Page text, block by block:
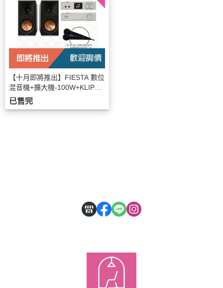
【十月即將推出】FIESTA 數位
混音機+擴大機-100W+KLIPSC
H RP-600M II喇叭-黑檀
已售完